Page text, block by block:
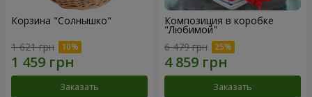
Корзина "Солнышко"
1 621 грн
Заказать
Композиция в коробке
"Любимой"
6 479 грн
Заказать